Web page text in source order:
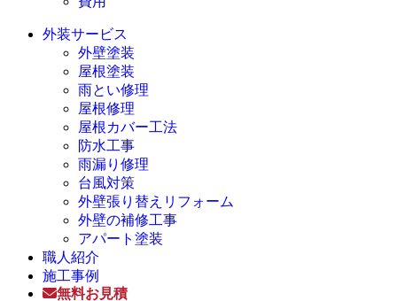
外装サービス
外壁塗装
屋根塗装
雨とい修理
屋根修理
屋根カバー工法
防水工事
雨漏り修理
台風対策
外壁張り替えリフォーム
外壁の補修工事
アパート塗装
職人紹介
施工事例
無料お見積